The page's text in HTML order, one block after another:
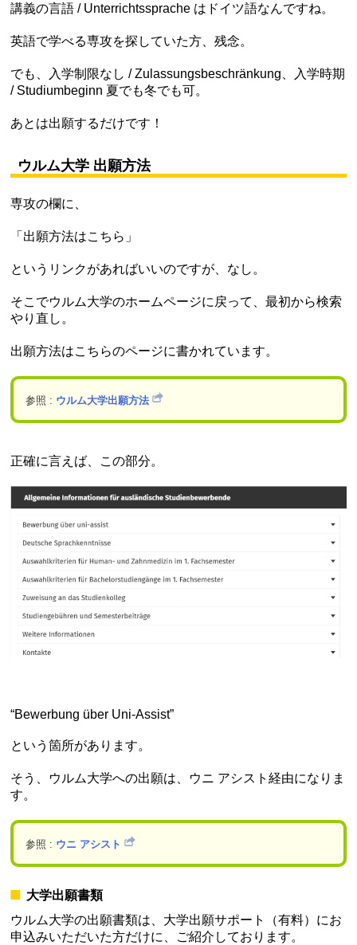
講義の言語 / Unterrichtssprache はドイツ語なんですね。
英語で学べる専攻を探していた方、残念。
でも、入学制限なし / Zulassungsbeschränkung、入学時期
/ Studiumbeginn 夏でも冬でも可。
あとは出願するだけです！
ウルム大学 出願方法
専攻の欄に、
「出願方法はこちら」
というリンクがあればいいのですが、なし。
そこでウルム大学のホームページに戻って、最初から検索
やり直し。
出願方法はこちらのページに書かれています。
参照 : ウルム大学出願方法
正確に言えば、この部分。
“Bewerbung über Uni-Assist”
という箇所があります。
そう、ウルム大学への出願は、ウニ アシスト経由になりま
す。
参照 : ウニ アシスト
大学出願書類
ウルム大学の出願書類は、大学出願サポート（有料）にお
申込みいただいた方だけに、ご紹介しております。